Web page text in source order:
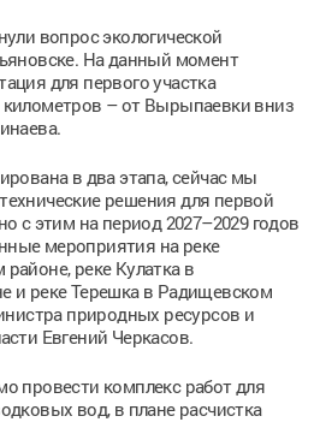
вопрос экологической
На данный момент
для первого участка
– от Вырыпаевки вниз
в два этапа, сейчас мы
решения для первой
с этим на период 2027–2029 годов
мероприятия на реке
реке Кулатка в
и реке Терешка в Радищевском
природных ресурсов и
Евгений Черкасов.
провести комплекс работ для
вод, в плане расчистка